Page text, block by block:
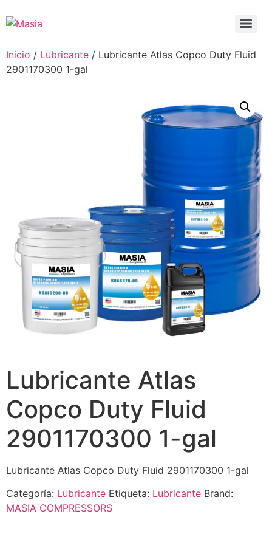
Inicio / Lubricante / Lubricante Atlas Copco Duty Fluid
2901170300 1-gal
Lubricante Atlas
Copco Duty Fluid
2901170300 1-gal
Lubricante Atlas Copco Duty Fluid 2901170300 1-gal
Categoría: Lubricante Etiqueta: Lubricante Brand:
MASIA COMPRESSORS